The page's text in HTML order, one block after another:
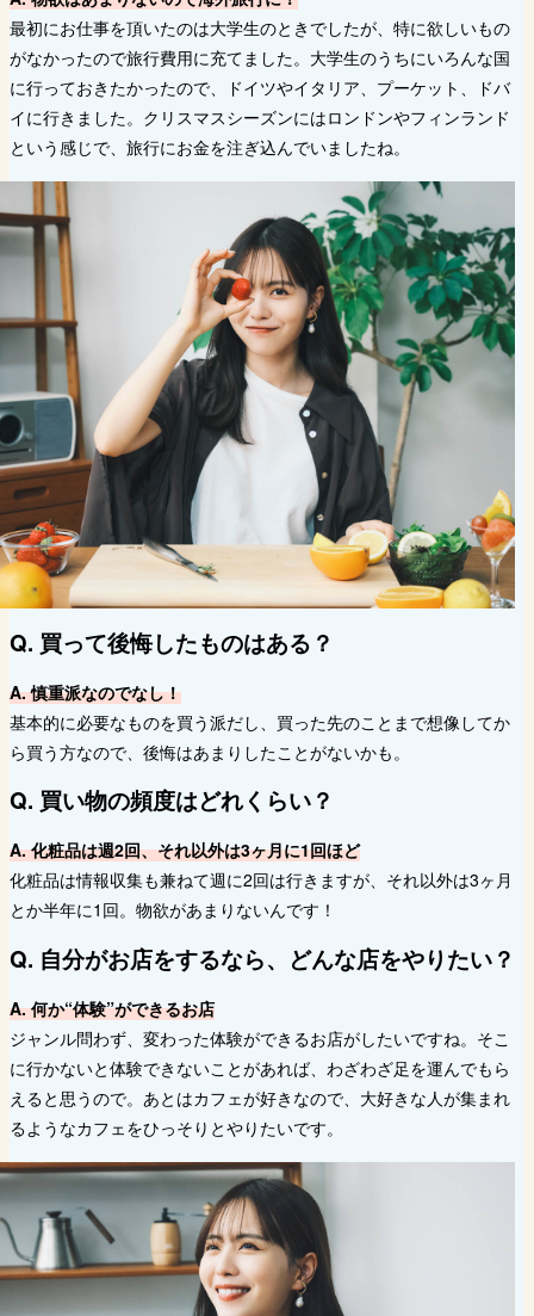
最初にお仕事を頂いたのは大学生のときでしたが、特に欲しいもの
がなかったので旅行費用に充てました。大学生のうちにいろんな国
に行っておきたかったので、ドイツやイタリア、プーケット、ドバ
イに行きました。クリスマスシーズンにはロンドンやフィンランド
という感じで、旅行にお金を注ぎ込んでいましたね。
Q. 買って後悔したものはある？
A. 慎重派なのでなし！
基本的に必要なものを買う派だし、買った先のことまで想像してか
ら買う方なので、後悔はあまりしたことがないかも。
Q. 買い物の頻度はどれくらい？
A. 化粧品は週2回、それ以外は3ヶ月に1回ほど
化粧品は情報収集も兼ねて週に2回は行きますが、それ以外は3ヶ月
とか半年に1回。物欲があまりないんです！
Q. 自分がお店をするなら、どんな店をやりたい？
A. 何か“体験”ができるお店
ジャンル問わず、変わった体験ができるお店がしたいですね。そこ
に行かないと体験できないことがあれば、わざわざ足を運んでもら
えると思うので。あとはカフェが好きなので、大好きな人が集まれ
るようなカフェをひっそりとやりたいです。